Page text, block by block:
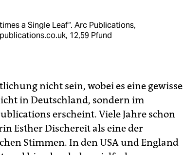
a Single Leaf“. Arc Publications,
12,59 Pfund
nicht sein, wobei es eine gewisse
in Deutschland, sondern im
erscheint. Viele Jahre schon
Esther Dischereit als eine der
Stimmen. In den USA und England